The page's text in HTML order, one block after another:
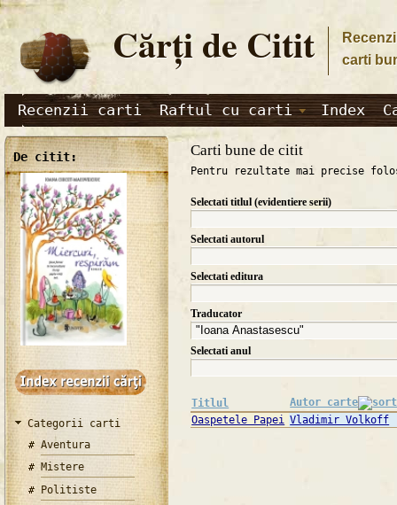
Cărţi de Citit
carti
Recenzii carti Raftul cu carti Index
De citit:
Categorii carti
Aventura
Mistere
Politiste
Carti bune de citit
Pentru rezultate mai precise
Selectati titlul (evidentiere serii)
Selectati autorul
Selectati editura
Traducator
Selectati anul
Titlul
Autor carte
Oaspetele Papei Vladimir Volkoff